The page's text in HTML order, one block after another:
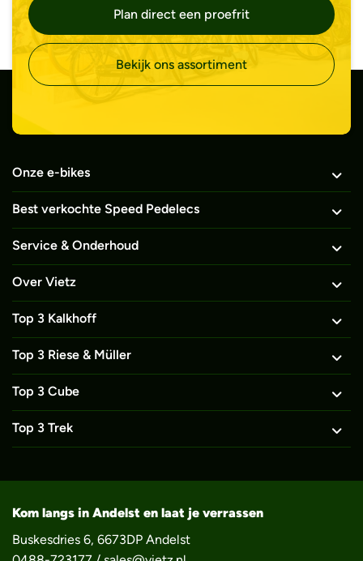
Plan direct een proefrit
Bekijk ons assortiment
Onze e-bikes
Best verkochte Speed Pedelecs
Service & Onderhoud
Over Vietz
Top 3 Kalkhoff
Top 3 Riese & Müller
Top 3 Cube
Top 3 Trek
Kom langs in Andelst en laat je verrassen
Buskesdries 6, 6673DP Andelst